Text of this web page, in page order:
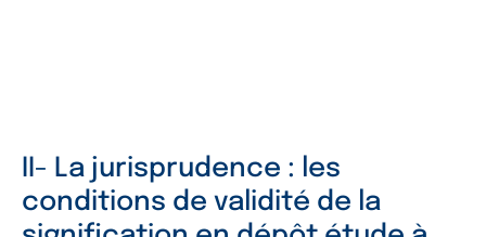
II- La jurisprudence : les
conditions de validité de la